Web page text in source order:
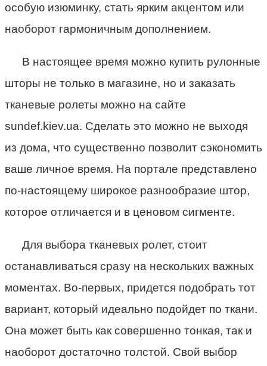
особую изюминку, стать ярким акцентом или
наоборот гармоничным дополнением.
В настоящее время можно купить рулонные
шторы не только в магазине, но и заказать
тканевые ролеты можно на сайте
sundef.kiev.ua. Сделать это можно не выходя
из дома, что существенно позволит сэкономить
ваше личное время. На портале представлено
по-настоящему широкое разнообразие штор,
которое отличается и в ценовом сигменте.
Для выбора тканевых ролет, стоит
останавливаться сразу на нескольких важных
моментах. Во-первых, придется подобрать тот
вариант, который идеально подойдет по ткани.
Она может быть как совершенно тонкая, так и
наоборот достаточно толстой. Свой выбор